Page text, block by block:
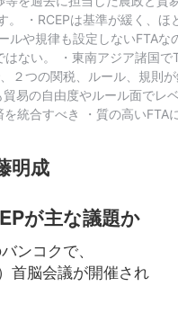
明成
が主な議題か
ンコクで、
首脳会議が開催され